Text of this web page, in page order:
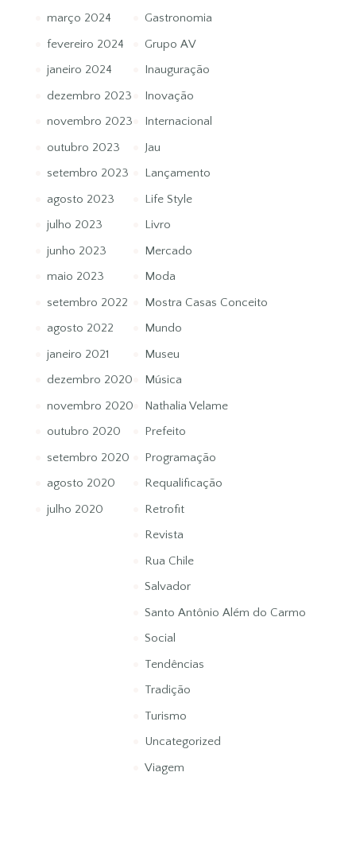
março 2024
fevereiro 2024
janeiro 2024
dezembro 2023
novembro 2023
outubro 2023
setembro 2023
agosto 2023
julho 2023
junho 2023
maio 2023
setembro 2022
agosto 2022
janeiro 2021
dezembro 2020
novembro 2020
outubro 2020
setembro 2020
agosto 2020
julho 2020
Gastronomia
Grupo AV
Inauguração
Inovação
Internacional
Jau
Lançamento
Life Style
Livro
Mercado
Moda
Mostra Casas Conceito
Mundo
Museu
Música
Nathalia Velame
Prefeito
Programação
Requalificação
Retrofit
Revista
Rua Chile
Salvador
Santo Antônio Além do Carmo
Social
Tendências
Tradição
Turismo
Uncategorized
Viagem